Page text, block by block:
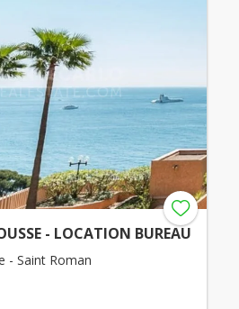
- LOCATION BUREAU
- Saint Roman